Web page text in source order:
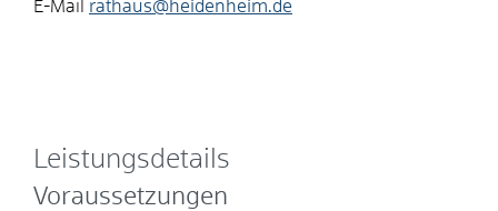
E-Mail
rathaus@heidenheim.de
Leistungsdetails
Voraussetzungen